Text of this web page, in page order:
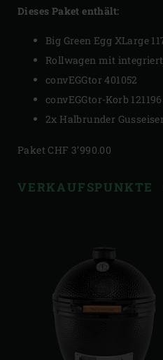
Dieses Paket enthält:
Big Green Egg XLarge
Rollwagen mit
convEGGtor 401052
convEGGtor-Korb 121196
2x Halbrunder
Paket CHF 3’990.00
VERKAUFSPUNKTE